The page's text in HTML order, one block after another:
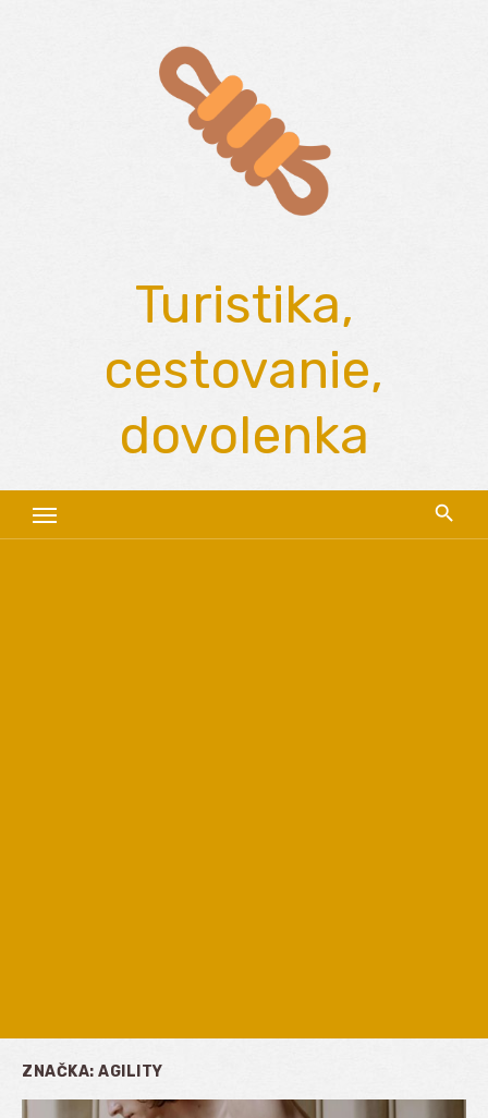
Turistika,
cestovanie,
dovolenka
ZNAČKA: AGILITY